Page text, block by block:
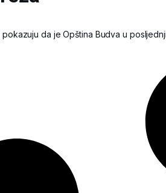
da je Opština Budva u